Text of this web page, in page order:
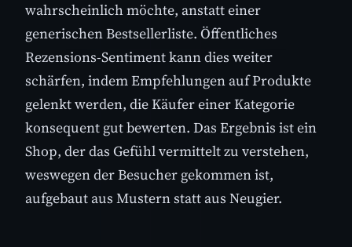
wahrscheinlich möchte, anstatt einer
generischen Bestsellerliste. Öffentliches
Rezensions-Sentiment kann dies weiter
schärfen, indem Empfehlungen auf Produkte
gelenkt werden, die Käufer einer Kategorie
konsequent gut bewerten. Das Ergebnis ist ein
Shop, der das Gefühl vermittelt zu verstehen,
weswegen der Besucher gekommen ist,
aufgebaut aus Mustern statt aus Neugier.